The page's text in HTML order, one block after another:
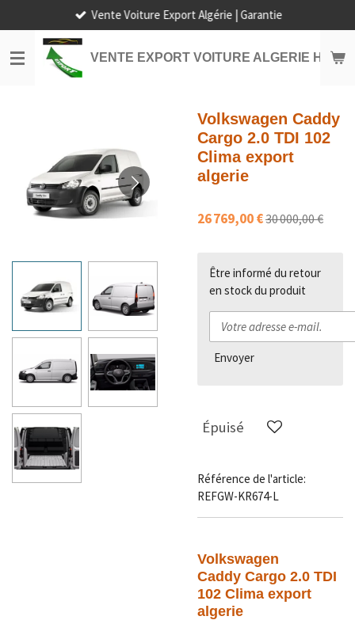
au
contenu
principal
VENTE EXPORT VOITURE ALGERIE HORS
Vente Voiture Export Algérie | Garantie
Volkswagen Caddy
Cargo 2.0 TDI 102
Clima export
algerie
26 769,00 €30 000,00 €
Être informé du retour
en stock du produit
Envoyer
Épuisé
Référence de l'article:
REFGW-KR674-L
Volkswagen
Caddy Cargo 2.0 TDI
102 Clima export
algerie